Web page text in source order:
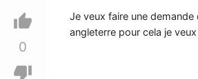
thumb_up
0
thumb_down
Je veux faire une demande
angleterre pour cela je